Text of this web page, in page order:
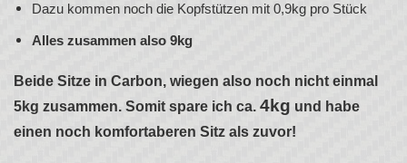
Dazu kommen noch die Kopfstützen mit 0,9kg pro Stück
Alles zusammen also 9kg
Beide Sitze in Carbon, wiegen also noch nicht einmal
5kg zusammen. Somit spare ich ca. 4kg und habe
einen noch komfortaberen Sitz als zuvor!